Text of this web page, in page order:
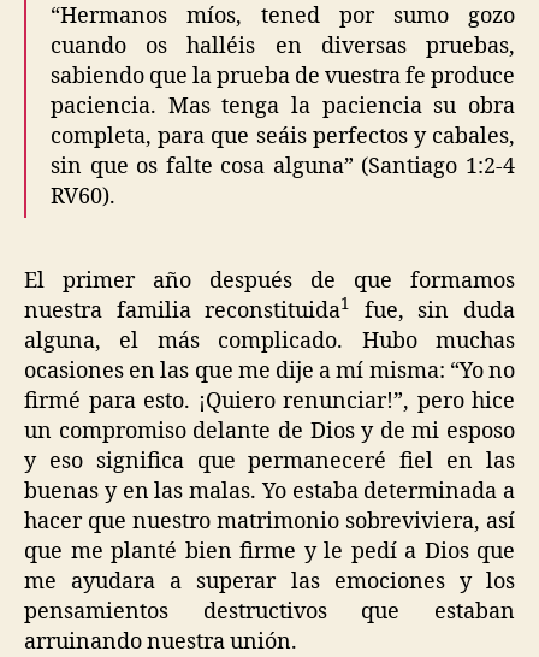
“Hermanos míos, tened por sumo gozo
cuando os halléis en diversas pruebas,
sabiendo que la prueba de vuestra fe produce
paciencia. Mas tenga la paciencia su obra
completa, para que seáis perfectos y cabales,
sin que os falte cosa alguna” (Santiago 1:2-4
RV60).
El primer año después de que formamos
nuestra familia reconstituida1
fue, sin duda
alguna, el más complicado. Hubo muchas
ocasiones en las que me dije a mí misma: “Yo no
firmé para esto. ¡Quiero renunciar!”, pero hice
un compromiso delante de Dios y de mi esposo
y eso significa que permaneceré fiel en las
buenas y en las malas. Yo estaba determinada a
hacer que nuestro matrimonio sobreviviera, así
que me planté bien firme y le pedí a Dios que
me ayudara a superar las emociones y los
pensamientos destructivos que estaban
arruinando nuestra unión.